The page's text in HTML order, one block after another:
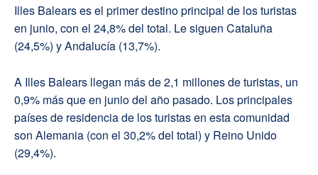
Illes Balears es el primer destino principal de los turistas
en junio, con el 24,8% del total. Le siguen Cataluña
(24,5%) y Andalucía (13,7%).
A Illes Balears llegan más de 2,1 millones de turistas, un
0,9% más que en junio del año pasado. Los principales
países de residencia de los turistas en esta comunidad
son Alemania (con el 30,2% del total) y Reino Unido
(29,4%).